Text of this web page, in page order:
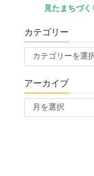
見たまちづく
カテゴリー
テ
リ
ー
アーカイブ
ア